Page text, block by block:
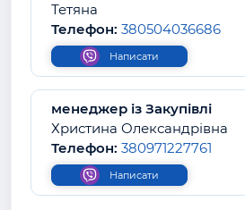
Тетяна
Телефон: 380504036686
Написати
менеджер із Закупівлі
Христина Олександрівна
Телефон: 380971227761
Написати